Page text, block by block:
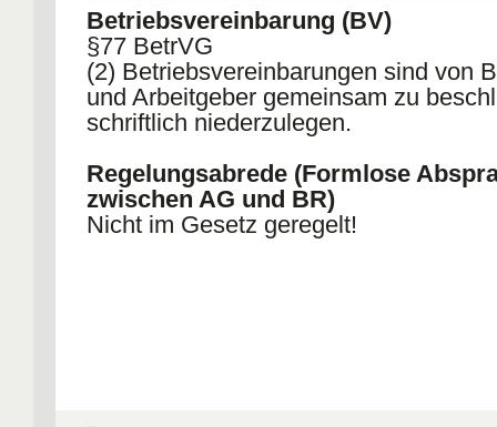
Betriebsvereinbarung (BV)
§77 BetrVG
(2) Betriebsvereinbarungen sind von
und Arbeitgeber gemeinsam zu
schriftlich niederzulegen.
Regelungsabrede (Formlose
zwischen AG und BR)
Nicht im Gesetz geregelt!